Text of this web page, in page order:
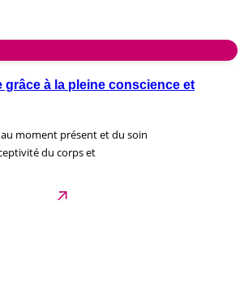
grâce à la pleine conscience et
moment présent et du soin
du corps et